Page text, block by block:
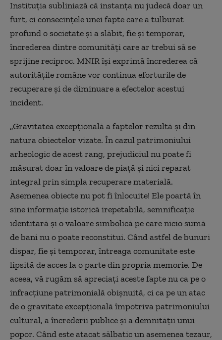
Instituţia subliniază că instanţa nu judecă doar un
furt, ci consecinţele unei fapte care a tulburat
profund o societate şi a slăbit, fie şi temporar,
încrederea dintre comunităţi care ar trebui să se
sprijine reciproc. MNIR îşi exprimă încrederea că
autorităţile române vor continua eforturile de
recuperare şi de diminuare a efectelor acestui
incident.
„Gravitatea excepţională a faptelor rezultă şi din
natura obiectelor vizate. În cazul patrimoniului
arheologic de acest rang, prejudiciul nu poate fi
măsurat doar în valoare de piaţă şi nici reparat
integral prin simpla recuperare materială.
Asemenea obiecte nu pot fi înlocuite! Ele poartă în
sine informaţie istorică irepetabilă, semnificaţie
identitară şi o valoare simbolică pe care nicio sumă
de bani nu o poate reconstitui. Când astfel de bunuri
dispar, fie şi temporar, întreaga comunitate este
lipsită de acces la o parte din propria memorie. De
aceea, vă rugăm să apreciaţi aceste fapte nu ca pe o
infracţiune patrimonială obişnuită, ci ca pe un atac
de o gravitate excepţională împotriva patrimoniului
cultural, a încrederii publice şi a demnităţii unui
popor. Când este atacat sălbatic un asemenea tezaur,